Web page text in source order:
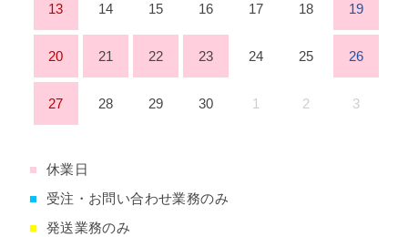
13 14 15 16 17 18 19
20 21 22 23 24 25 26
27 28 29 30 1 2 3
■
休業日
■
受注・お問い合わせ業務のみ
■ 発送業務のみ